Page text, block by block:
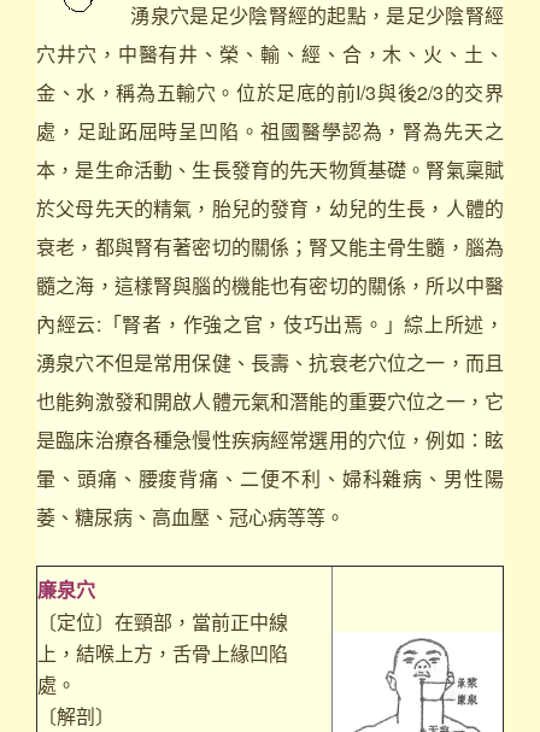
湧泉穴是足少陰腎經的起點，是足少陰腎經
穴井穴，中醫有井、榮、輸、經、合，木、火、土、
金、水，稱為五輸穴。位於足底的前I/3與後2/3的交界
處，足趾跖屈時呈凹陷。祖國醫學認為，腎為先天之
本，是生命活動、生長發育的先天物質基礎。腎氣稟賦
於父母先天的精氣，胎兒的發育，幼兒的生長，人體的
衰老，都與腎有著密切的關係；腎又能主骨生髓，腦為
髓之海，這樣腎與腦的機能也有密切的關係，所以中醫
內經云:「腎者，作強之官，伎巧出焉。」綜上所述，
湧泉穴不但是常用保健、長壽、抗衰老穴位之一，而且
也能夠激發和開啟人體元氣和潛能的重要穴位之一，它
是臨床治療各種急慢性疾病經常選用的穴位，例如：眩
暈、頭痛、腰痠背痛、二便不利、婦科雜病、男性陽
萎、糖尿病、高血壓、冠心病等等。
廉泉穴
〔定位〕在頸部，當前正中線
上，結喉上方，舌骨上緣凹陷
處。
〔解剖〕